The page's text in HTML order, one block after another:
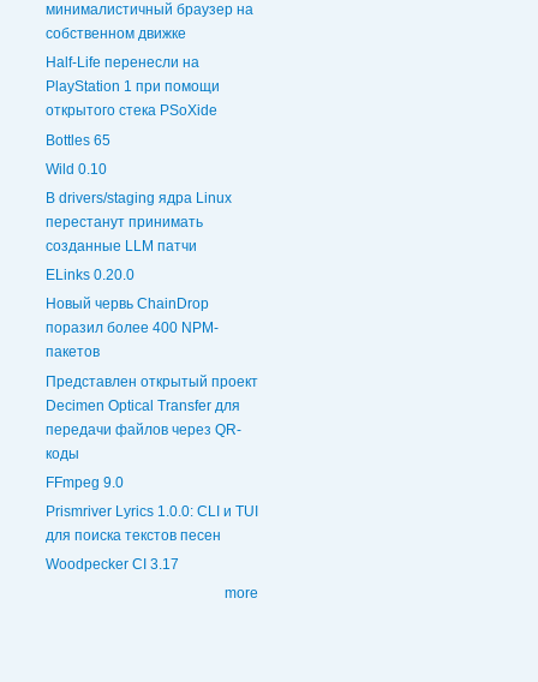
минималистичный браузер на
собственном движке
Half-Life перенесли на
PlayStation 1 при помощи
открытого стека PSoXide
Bottles 65
Wild 0.10
В drivers/staging ядра Linux
перестанут принимать
созданные LLM патчи
ELinks 0.20.0
Новый червь ChainDrop
поразил более 400 NPM-
пакетов
Представлен открытый проект
Decimen Optical Transfer для
передачи файлов через QR-
коды
FFmpeg 9.0
Prismriver Lyrics 1.0.0: CLI и TUI
для поиска текстов песен
Woodpecker CI 3.17
more